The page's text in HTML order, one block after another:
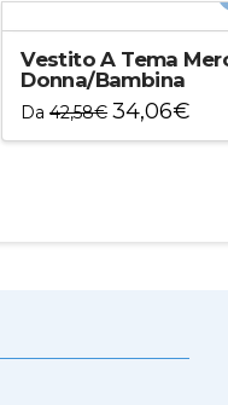
Vestito A Tema
Donna/Bambina
Da42,58€ 34,06€
varianti.
essere